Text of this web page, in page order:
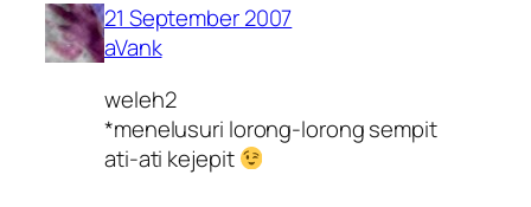
21 September 2007
aVank
weleh2
*menelusuri lorong-lorong sempit
ati-ati kejepit